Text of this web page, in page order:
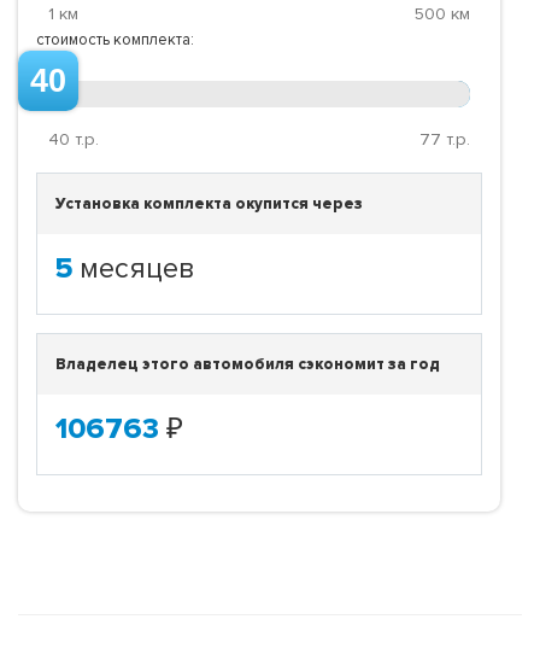
1 км 500 км
стоимость комплекта:
40
40 т.р. 77 т.р.
Установка комплекта окупится через
5 месяцев
Владелец этого автомобиля сэкономит за год
106763 ₽